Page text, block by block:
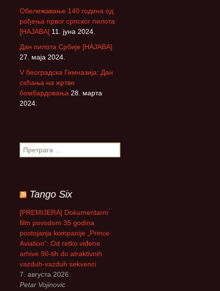
Обележавање 140 година од
рођења првог српског пилота
[НАЈАВА] 11. јуна 2024.
Дан пилота Србије [НАЈАВА]
27. маја 2024.
V београдска Гимназија: Дан
сећања на жртве
бомбардовања 28. марта
2024.
П
р
а
г
а
а
Tango Six
[PREMIJERA] Dokumentarni
film povodom 35 godina
postojanja kompanije „Prince
Aviation“: Od retko viđene
arhive 90-tih do atraktivnih
vazduh-vazduh sekvenci
7. августа 2026.
Petar Vojinovic